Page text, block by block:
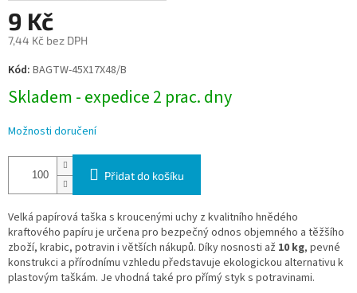
9 Kč
7,44 Kč bez DPH
Měrná
cena:
Kód: BAGTW-45X17X48/B
Skladem - expedice 2 prac. dny
Možnosti doručení
Přidat do košíku
Velká papírová taška s kroucenými uchy z kvalitního hnědého
kraftového papíru je určena pro bezpečný odnos objemného a těžšího
zboží, krabic, potravin i větších nákupů. Díky nosnosti až 10 kg, pevné
konstrukci a přírodnímu vzhledu představuje ekologickou alternativu k
plastovým taškám. Je vhodná také pro přímý styk s potravinami.